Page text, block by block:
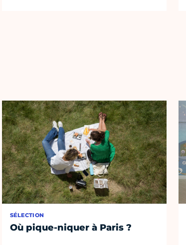
SÉLECTION
Où pique-niquer à Paris ?